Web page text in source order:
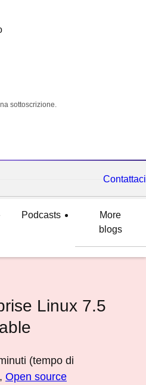
sottoscrizione.
Contattaci
Podcasts
More
blogs
Linux 7.5
(tempo di
, Open source